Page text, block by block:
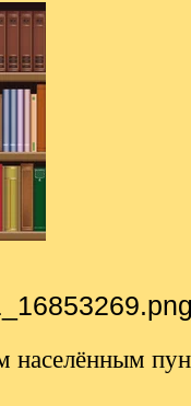
населённым